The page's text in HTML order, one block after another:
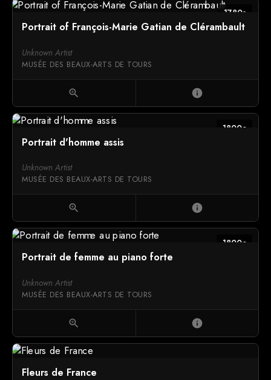
1780s
Portrait of François-Marie Gatian de Clérambault
Unknown Artist
MUSÉE DES BEAUX-ARTS DE TOURS
zoom_in info
1800c
Portrait d'homme assis
Unknown Artist
MUSÉE DES BEAUX-ARTS DE TOURS
zoom_in info
1800c
Portrait de femme au piano forte
Unknown Artist
MUSÉE DES BEAUX-ARTS DE TOURS
zoom_in info
Fleurs de France